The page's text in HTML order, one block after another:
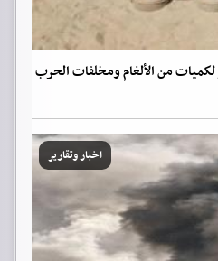
من الألغام ومخلفات الحرب
اخبار وتقارير